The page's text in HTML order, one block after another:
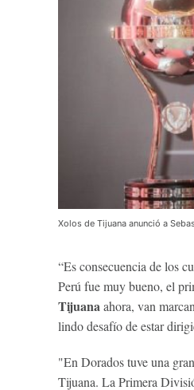
Xolos de Tijuana anunció a
“Es consecuencia de los
Perú fue muy bueno, el
Tijuanaahora, van
lindo desafío de estar
"En Dorados tuve una
Tijuana. La Primera